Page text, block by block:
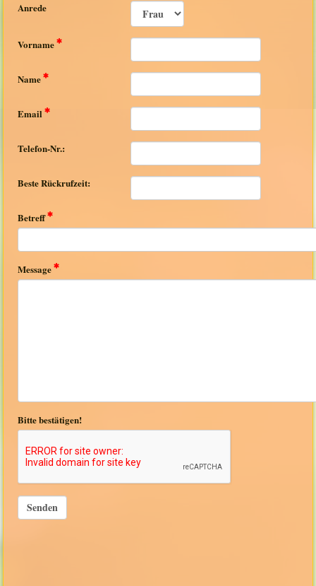
Anrede
Vorname
Name
Email
Telefon-Nr.:
Beste Rückrufzeit:
Betreff
Message
Bitte bestätigen!